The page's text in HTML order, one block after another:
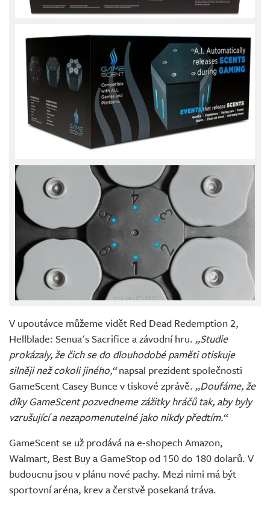
V upoutávce můžeme vidět Red Dead Redemption 2,
Hellblade: Senua's Sacrifice a závodní hru. „Studie
prokázaly, že čich se do dlouhodobé paměti otiskuje
silněji než cokoli jiného,“napsal prezident společnosti
GameScent Casey Bunce v tiskové zprávě. „Doufáme, že
díky GameScent pozvedneme zážitky hráčů tak, aby byly
vzrušující a nezapomenutelné jako nikdy předtím.“
GameScent se už prodává na e-shopech Amazon,
Walmart, Best Buy a GameStop od 150 do 180 dolarů. V
budoucnu jsou v plánu nové pachy. Mezi nimi má být
sportovní aréna, krev a čerstvě posekaná tráva.